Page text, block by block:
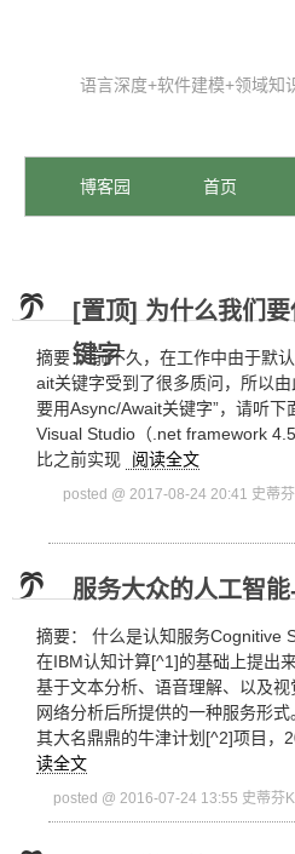
语言深度+软件建模+领域知
博客园 首页
[置顶] 为什么我们
键字
摘要： 前不久，在工作中由于默
ait关键字受到了很多质问，所以
要用Async/Await关键字”，请听
Visual Studio（.net framework
比之前实现
阅读全文
posted @ 2017-08-24 20:41 史蒂
服务大众的人工智
摘要： 什么是认知服务Cognitive
在IBM认知计算[^1]的基础上提出
基于文本分析、语音理解、以及
网络分析后所提供的一种服务形
其大名鼎鼎的牛津计划[^2]项目，
读全文
posted @ 2016-07-24 13:55 史蒂芬